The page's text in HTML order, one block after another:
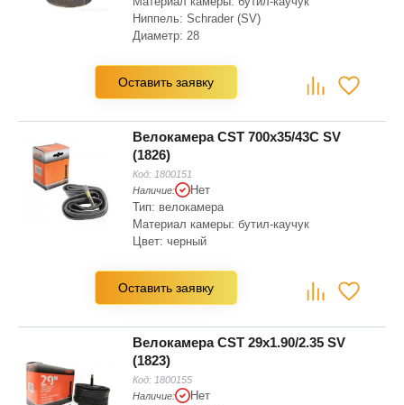
Ниппель: Schrader (SV)
Диаметр: 28
Оставить заявку
Велокамера CST 700x35/43C SV
(1826)
Код: 1800151
Наличие:
Нет
Тип: велокамера
Материал камеры: бутил-каучук
Цвет: черный
Оставить заявку
Велокамера CST 29x1.90/2.35 SV
(1823)
Код: 1800155
Наличие:
Нет